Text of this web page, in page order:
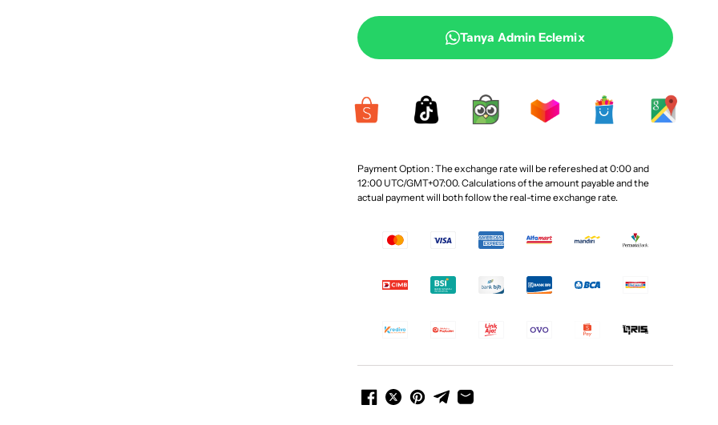
Tanya Admin Eclemix
Payment Option : The exchange rate will be refereshed at 0:00 and
12:00 UTC/GMT+07:00. Calculations of the amount payable and the
actual payment will both follow the real-time exchange rate.